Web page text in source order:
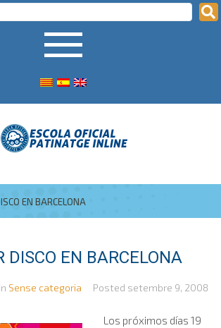
EN BARCELONA
DISCO EN BARCELONA
In Sense categoria Posted setembre 9, 2008
Los próximos días 19